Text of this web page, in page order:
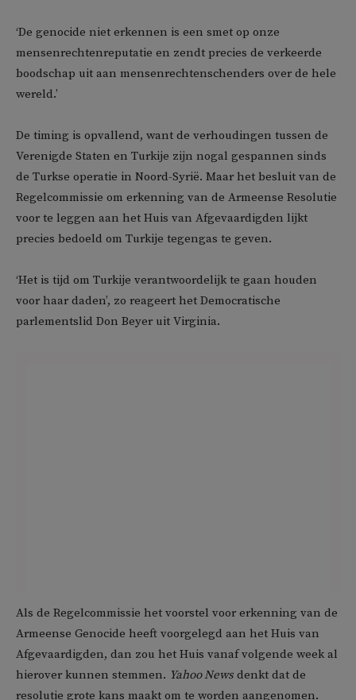
‘De genocide niet erkennen is een smet op onze
mensenrechtenreputatie en zendt precies de verkeerde
boodschap uit aan mensenrechtenschenders over de hele
wereld.’
De timing is opvallend, want de verhoudingen tussen de
Verenigde Staten en Turkije zijn nogal gespannen sinds
de Turkse operatie in Noord-Syrië. Maar het besluit van de
Regelcommissie om erkenning van de Armeense Resolutie
voor te leggen aan het Huis van Afgevaardigden lijkt
precies bedoeld om Turkije tegengas te geven.
‘Het is tijd om Turkije verantwoordelijk te gaan houden
voor haar daden’, zo reageert het Democratische
parlementslid Don Beyer uit Virginia.
Als de Regelcommissie het voorstel voor erkenning van de
Armeense Genocide heeft voorgelegd aan het Huis van
Afgevaardigden, dan zou het Huis vanaf volgende week al
hierover kunnen stemmen. Yahoo News denkt dat de
resolutie grote kans maakt om te worden aangenomen.